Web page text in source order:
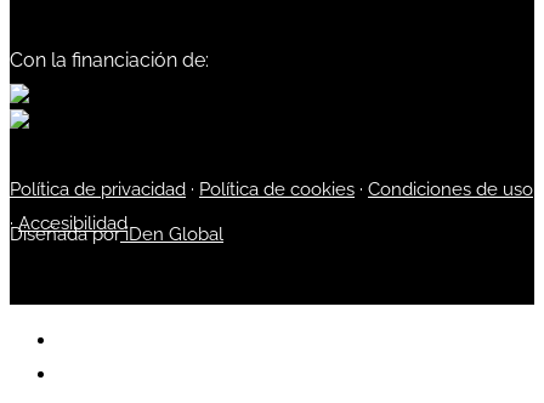
Con la financiación de:
Política de privacidad · Política de cookies · Condiciones de uso
·Accesibilidad
Diseñada poriDen Global